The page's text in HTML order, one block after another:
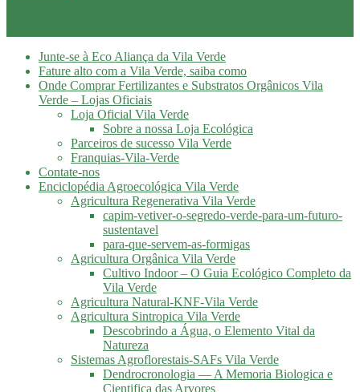
Junte-se à Eco Aliança da Vila Verde
Fature alto com a Vila Verde, saiba como
Onde Comprar Fertilizantes e Substratos Orgânicos Vila
Verde – Lojas Oficiais
Loja Oficial Vila Verde
Sobre a nossa Loja Ecológica
Parceiros de sucesso Vila Verde
Franquias-Vila-Verde
Contate-nos
Enciclopédia Agroecológica Vila Verde
Agricultura Regenerativa Vila Verde
capim-vetiver-o-segredo-verde-para-um-futuro-
sustentavel
para-que-servem-as-formigas
Agricultura Orgânica Vila Verde
Cultivo Indoor – O Guia Ecológico Completo da
Vila Verde
Agricultura Natural-KNF-Vila Verde
Agricultura Sintropica Vila Verde
Descobrindo a Água, o Elemento Vital da
Natureza
Sistemas Agroflorestais-SAFs Vila Verde
Dendrocronologia — A Memoria Biologica e
Cientifica das Arvores